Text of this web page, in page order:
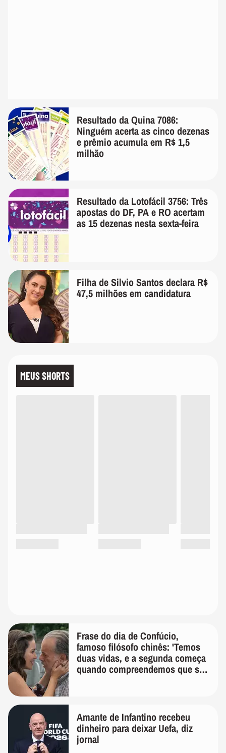
Resultado da Quina 7086:
Ninguém acerta as cinco dezenas
e prêmio acumula em R$ 1,5
milhão
Resultado da Lotofácil 3756: Três
apostas do DF, PA e RO acertam
as 15 dezenas nesta sexta-feira
Filha de Silvio Santos declara R$
47,5 milhões em candidatura
MEUS SHORTS
Frase do dia de Confúcio,
famoso filósofo chinês: 'Temos
duas vidas, e a segunda começa
quando compreendemos que só
Amante de Infantino recebeu
dinheiro para deixar Uefa, diz
jornal